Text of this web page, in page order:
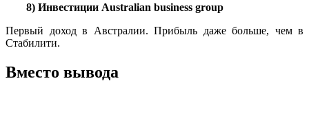
8) Инвестиции Australian business group
Первый доход в Австралии. Прибыль даже больше, чем в
Стабилити.
Вместо вывода